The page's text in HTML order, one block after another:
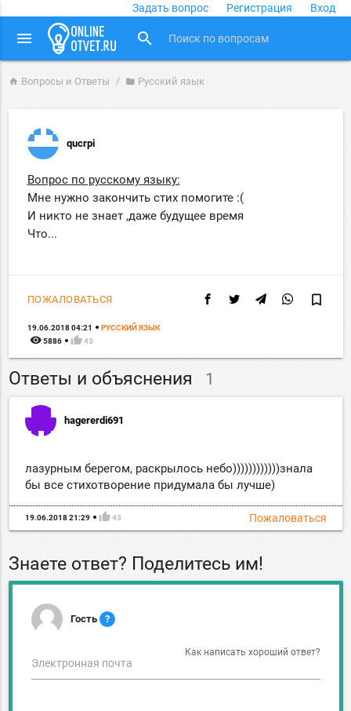
Задать вопрос Регистрация Вход
menu search
home Вопросы и Ответы folder Русский язык
qucrpi
Вопрос по русскому языку:
Мне нужно закончить стих помогите :(
И никто не знает ,даже будущее время
Что...
ПОЖАЛОВАТЬСЯ bookmark_border
19.06.2018 04:21 РУССКИЙ ЯЗЫК
remove_red_eye 5886 thumb_up 43
Ответы и объяснения 1
hagererdi691
лазурным берегом, раскрылось небо))))))))))))знала
бы все стихотворение придумала бы лучше)
Пожаловаться
19.06.2018 21:29 thumb_up 43
Знаете ответ? Поделитесь им!
Гость ?
Как написать хороший ответ?
Электронная почта